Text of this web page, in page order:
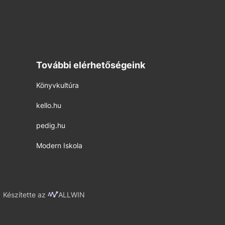
További elérhetőségeink
Könyvkultúra
kello.hu
pedig.hu
Modern Iskola
Készítette az ALLWIN